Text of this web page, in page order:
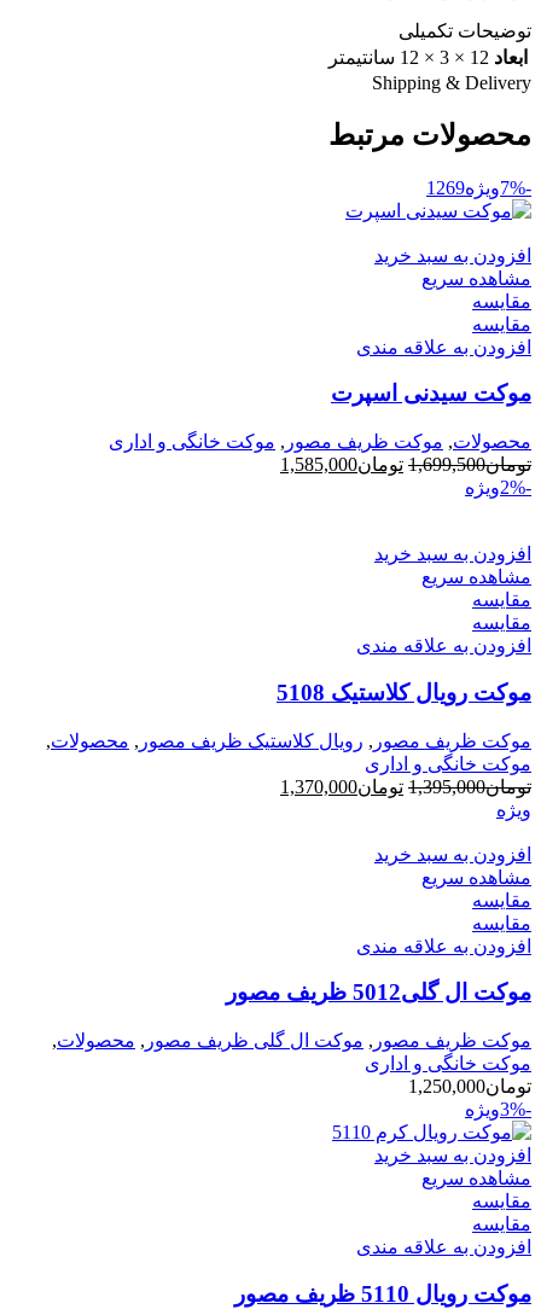
توضیحات تکمیلی
ابعاد 12 × 3 × 12 سانتیمتر
Shipping & Delivery
محصولات مرتبط
-7% ویژه 1269
افزودن به سبد خرید
مشاهده سریع
مقایسه
مقایسه
افزودن به علاقه مندی
موکت سیدنی اسپرت
محصولات, موکت ظریف مصور , موکت خانگی و اداری
تومان1,699,500 قیمت
تومان1,585,000
-2% ویژه
افزودن به سبد خرید
مشاهده سریع
مقایسه
مقایسه
افزودن به علاقه مندی
موکت رویال کلاستیک 5108
موکت ظریف مصور , رویال کلاستیک ظریف مصور , محصولات,
موکت خانگی و اداری
تومان1,395,000 قیمت
بود.
تومان1,370,000
ویژه
افزودن به سبد خرید
مشاهده سریع
مقایسه
مقایسه
افزودن به علاقه مندی
موکت ال گلی5012 ظریف مصور
موکت ظریف مصور , موکت ال گلی ظریف مصور , محصولات,
موکت خانگی و اداری
تومان1,250,000
-3%
ویژه
افزودن به سبد خرید
مشاهده سریع
مقایسه
مقایسه
افزودن به علاقه مندی
موکت رویال 5110 ظریف مصور